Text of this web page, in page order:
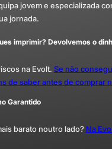
jovem e especializada
jornada.
imprimir? Devolvemos o
na Evolt. Se não
de saber antes de comprar
Garantido
barato noutro lado? Na